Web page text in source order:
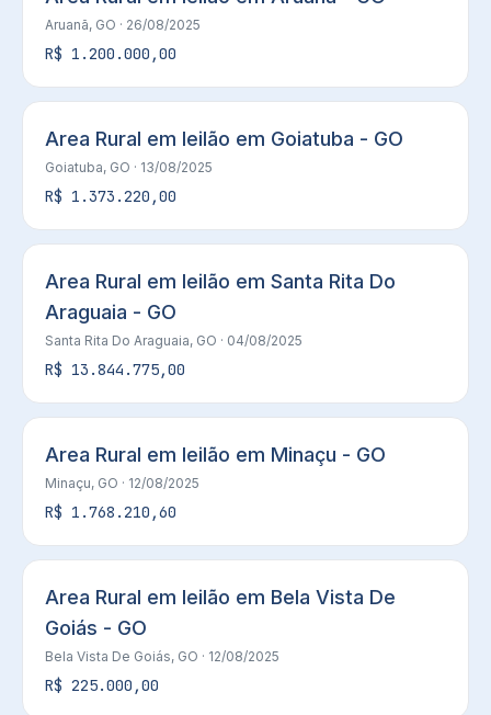
Aruanã, GO · 26/08/2025
R$ 1.200.000,00
Area Rural em leilão em Goiatuba - GO
Goiatuba, GO · 13/08/2025
R$ 1.373.220,00
Area Rural em leilão em Santa Rita Do
Araguaia - GO
Santa Rita Do Araguaia, GO · 04/08/2025
R$ 13.844.775,00
Area Rural em leilão em Minaçu - GO
Minaçu, GO · 12/08/2025
R$ 1.768.210,60
Area Rural em leilão em Bela Vista De
Goiás - GO
Bela Vista De Goiás, GO · 12/08/2025
R$ 225.000,00